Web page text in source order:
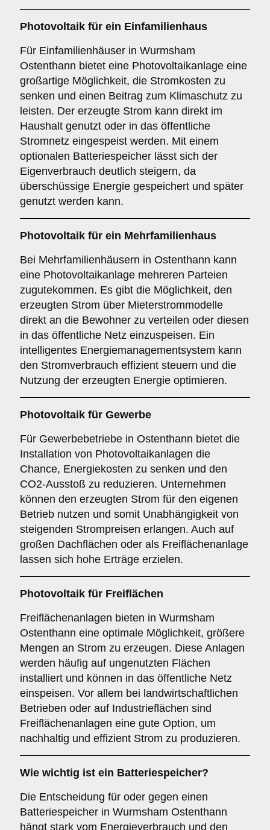
Photovoltaik für ein Einfamilienhaus
Für Einfamilienhäuser in Wurmsham
Ostenthann bietet eine Photovoltaikanlage eine
großartige Möglichkeit, die Stromkosten zu
senken und einen Beitrag zum Klimaschutz zu
leisten. Der erzeugte Strom kann direkt im
Haushalt genutzt oder in das öffentliche
Stromnetz eingespeist werden. Mit einem
optionalen Batteriespeicher lässt sich der
Eigenverbrauch deutlich steigern, da
überschüssige Energie gespeichert und später
genutzt werden kann.
Photovoltaik für ein Mehrfamilienhaus
Bei Mehrfamilienhäusern in Ostenthann kann
eine Photovoltaikanlage mehreren Parteien
zugutekommen. Es gibt die Möglichkeit, den
erzeugten Strom über Mieterstrommodelle
direkt an die Bewohner zu verteilen oder diesen
in das öffentliche Netz einzuspeisen. Ein
intelligentes Energiemanagementsystem kann
den Stromverbrauch effizient steuern und die
Nutzung der erzeugten Energie optimieren.
Photovoltaik für Gewerbe
Für Gewerbebetriebe in Ostenthann bietet die
Installation von Photovoltaikanlagen die
Chance, Energiekosten zu senken und den
CO2-Ausstoß zu reduzieren. Unternehmen
können den erzeugten Strom für den eigenen
Betrieb nutzen und somit Unabhängigkeit von
steigenden Strompreisen erlangen. Auch auf
großen Dachflächen oder als Freiflächenanlage
lassen sich hohe Erträge erzielen.
Photovoltaik für Freiflächen
Freiflächenanlagen bieten in Wurmsham
Ostenthann eine optimale Möglichkeit, größere
Mengen an Strom zu erzeugen. Diese Anlagen
werden häufig auf ungenutzten Flächen
installiert und können in das öffentliche Netz
einspeisen. Vor allem bei landwirtschaftlichen
Betrieben oder auf Industrieflächen sind
Freiflächenanlagen eine gute Option, um
nachhaltig und effizient Strom zu produzieren.
Wie wichtig ist ein Batteriespeicher?
Die Entscheidung für oder gegen einen
Batteriespeicher in Wurmsham Ostenthann
hängt stark vom Energieverbrauch und den